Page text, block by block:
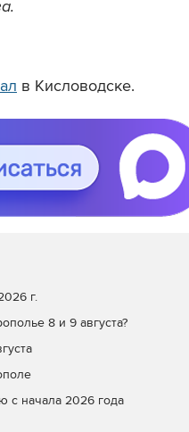
в Кисловодске.
г.
8 и 9 августа?
с начала 2026 года